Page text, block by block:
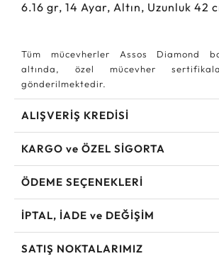
6.16 gr, 14 Ayar, Altın, Uzunluk 42
Tüm mücevherler Assos Diamond
altında, özel mücevher
gönderilmektedir.
ALIŞVERİŞ KREDİSİ
KARGO ve ÖZEL SİGORTA
ÖDEME SEÇENEKLERİ
İPTAL, İADE ve DEĞİŞİM
SATIŞ NOKTALARIMIZ